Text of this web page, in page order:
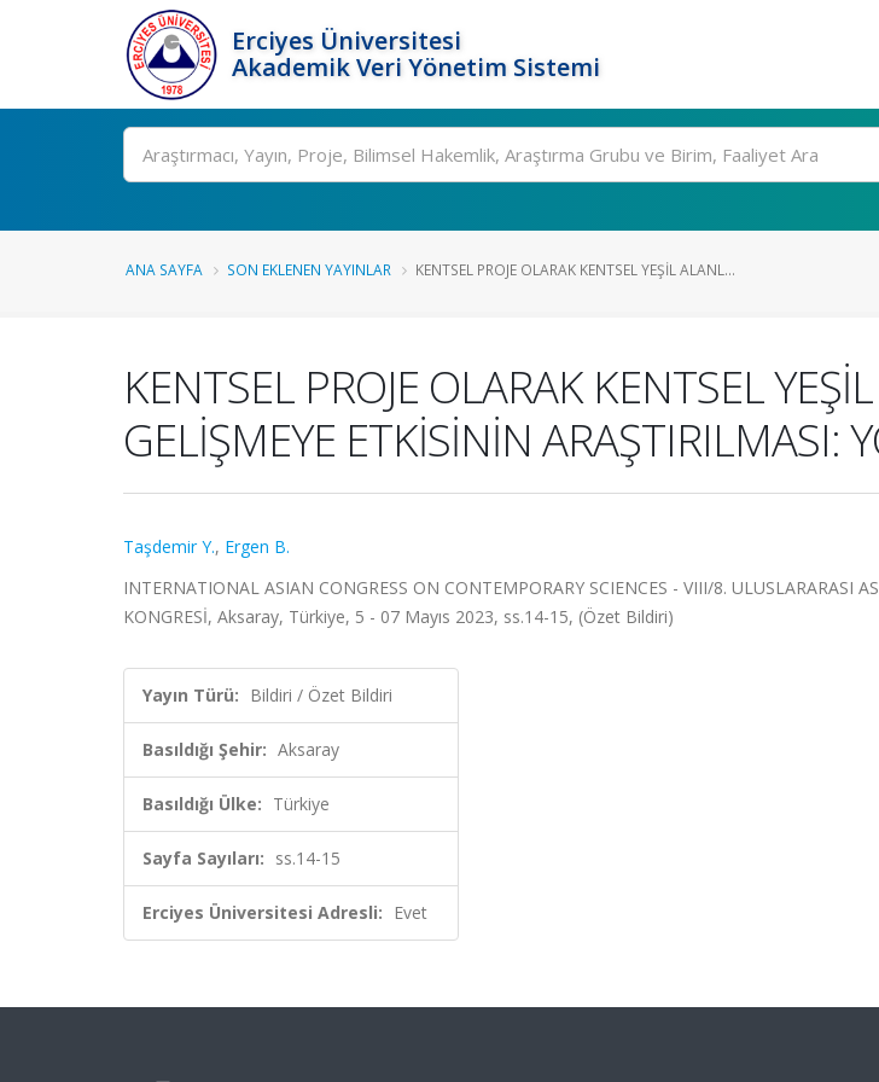
Erciyes Üniversitesi
Akademik Veri Yönetim Sistemi
Ara
ANA SAYFA SON EKLENEN YAYINLAR KENTSEL PROJE OLARAK KENTSEL YEŞİL ALANL...
KENTSEL PROJE OLARAK KENTSEL
GELİŞMEYE ETKİSİNİN ARAŞTIRILMASI:
Taşdemir Y., Ergen B.
INTERNATIONAL ASIAN CONGRESS ON CONTEMPORARY SCIENCES - VIII/8. ULUSLARARASI
KONGRESİ, Aksaray, Türkiye, 5 - 07 Mayıs 2023, ss.14-15, (Özet Bildiri)
Yayın Türü: Bildiri / Özet Bildiri
Basıldığı Şehir: Aksaray
Basıldığı Ülke: Türkiye
Sayfa Sayıları: ss.14-15
Erciyes Üniversitesi Adresli: Evet